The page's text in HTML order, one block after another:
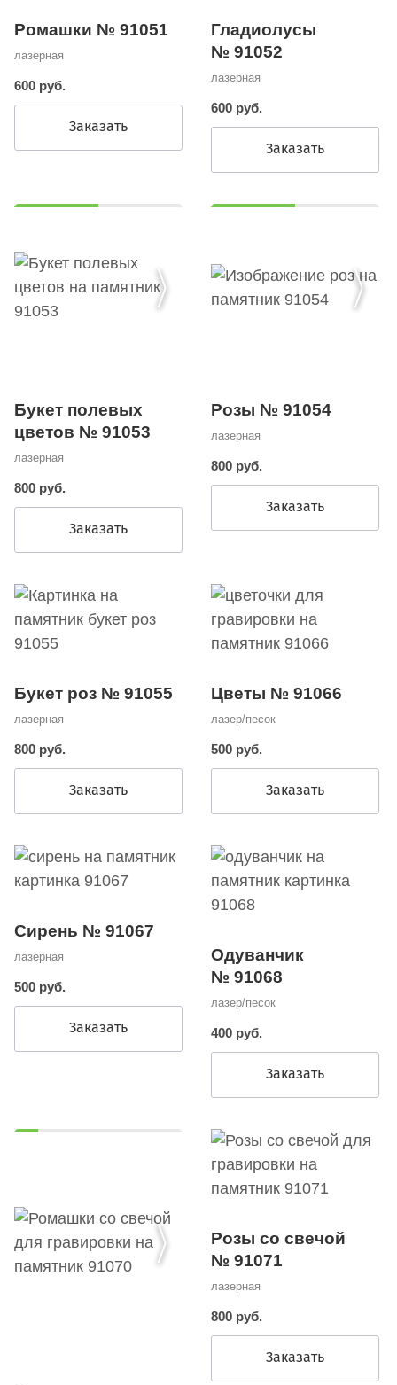
Ромашки № 91051
лазерная
600 руб.
Заказать
Гладиолусы
№ 91052
лазерная
600 руб.
Заказать
Букет полевых
цветов № 91053
лазерная
800 руб.
Заказать
Розы № 91054
лазерная
800 руб.
Заказать
Букет роз № 91055
лазерная
800 руб.
Заказать
Цветы № 91066
лазер/песок
500 руб.
Заказать
Сирень № 91067
лазерная
500 руб.
Заказать
Одуванчик
№ 91068
лазер/песок
400 руб.
Заказать
Розы со свечой
№ 91071
лазерная
800 руб.
Заказать